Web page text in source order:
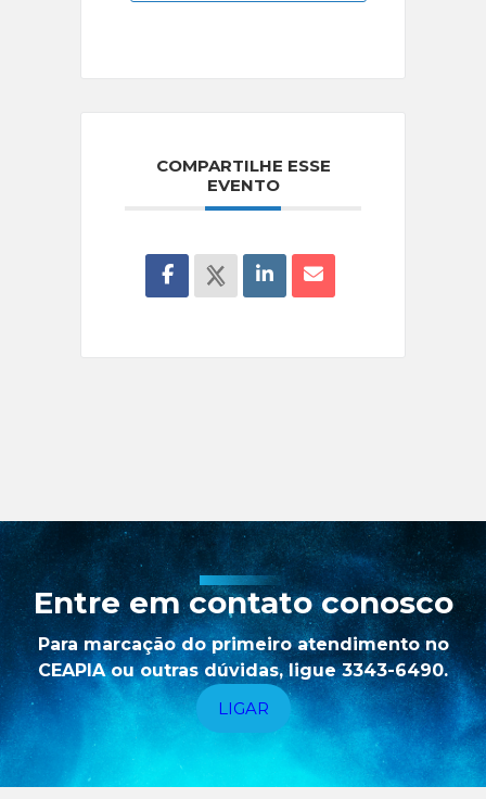
COMPARTILHE ESSE
EVENTO
Entre em contato conosco
Para marcação do primeiro atendimento no
CEAPIA ou outras dúvidas, ligue 3343-6490.
LIGAR